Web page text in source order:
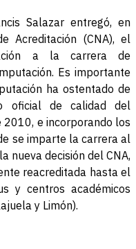
Salazar entregó, en
Acreditación (CNA), el
a la carrera de
Es importante
ha ostentado de
oficial de calidad del
2010, e incorporando los
se imparte la carrera al
nueva decisión del CNA,
reacreditada hasta el
y centros académicos
y Limón).